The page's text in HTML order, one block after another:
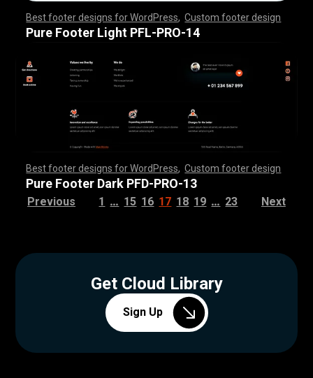
Best footer designs for WordPress ,Custom footer design
,,,,,,,,,,,,,,,,,,,,,,,,,,,,,,,,,,,,, ,,,,,,,,,,,,,,,,,,,,,,,,
,,,,,,,,,,,,,,,,,,,,,,,,,,,,,,,,,,,,, ,,,,,,,,,,,,,,,,,,,,,,,,
,,,,,,,,
Pure Footer Light PFL-PRO-14
Best footer designs for WordPress ,Custom footer design
,,,,,,,,,,,,,,,,,,,,,,,,,,,,,,,,,,,,, ,,,,,,,,,,,,,,,,,,,,,,,,
,,,,,,,,,,,,,,,,,,,,,,,,,,,,,,,,,,,,, ,,,,,,,,,,,,,,,,,,,,,,,,
,,,,,,,,
Pure Footer Dark PFD-PRO-13
Previous 1 … 15 16 17 18 19 … 23 Next
Get Cloud Library
Sign Up